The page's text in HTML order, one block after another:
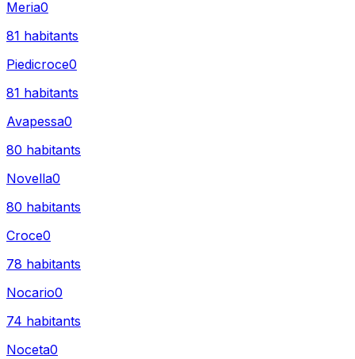
Meria0
81 habitants
Piedicroce0
81 habitants
Avapessa0
80 habitants
Novella0
80 habitants
Croce0
78 habitants
Nocario0
74 habitants
Noceta0